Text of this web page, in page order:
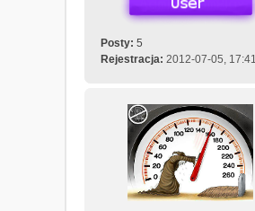
Posty: 5
Rejestracja: 2012-07-05, 17:41